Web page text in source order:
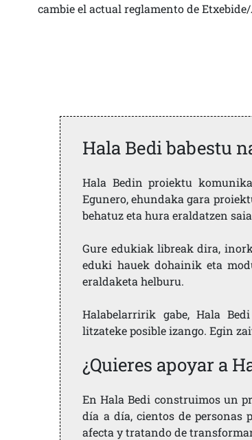
cambie el actual reglamento de
Hala Bedi babestu
Hala Bedin proiektu
Egunero, ehundaka gara
behatuz eta hura eraldatzen
Gure edukiak libreak dira,
eduki hauek dohainik eta
eraldaketa helburu.
Halabelarririk gabe, Hala
litzateke posible izango. Egin
¿Quieres apoyar a
En Hala Bedi construimos un
día a día, cientos de personas
afecta y tratando de